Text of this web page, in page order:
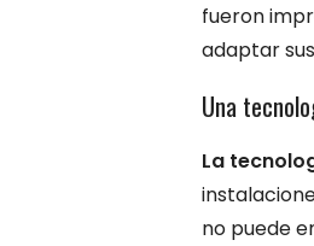
fueron
adaptar
Una
La
no puede